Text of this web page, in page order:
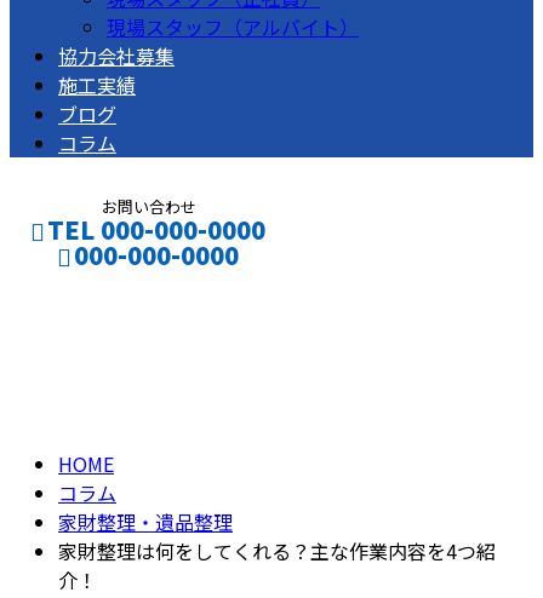
現場スタッフ（アルバイト）
協力会社募集
施工実績
ブログ
コラム
お問い合わせ
TEL 000-000-0000
000-000-0000
HOME
コラム
家財整理・遺品整理
家財整理は何をしてくれる？主な作業内容を4つ紹
介！